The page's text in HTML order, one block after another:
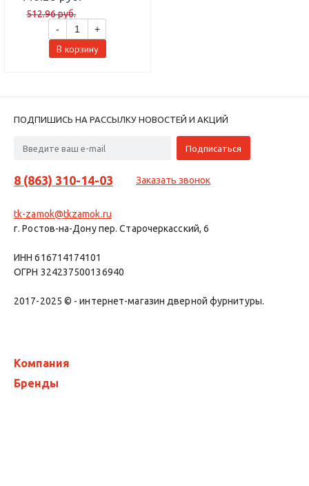
512.96 руб.
-
+
В корзину
ПОДПИШИСЬ НА РАССЫЛКУ НОВОСТЕЙ И АКЦИЙ
8 (863) 310-14-03 Заказать звонок
tk-zamok@tkzamok.ru
г. Ростов-на-Дону пер. Старочеркасский, 6
ИНН 616714174101
ОГРН 324237500136940
2017-2025 © - интернет-магазин дверной фурнитуры.
Компания
Бренды